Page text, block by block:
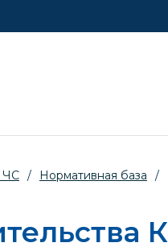
ЧС / Нормативная база /